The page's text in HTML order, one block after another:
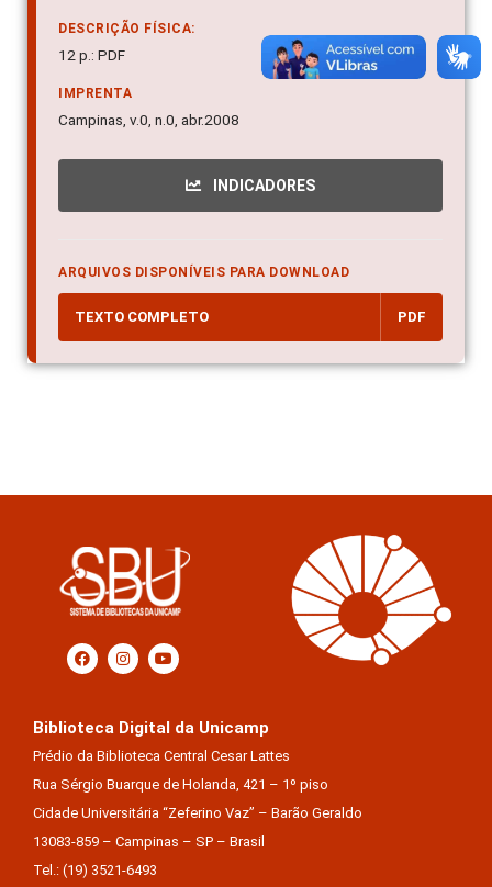
DESCRIÇÃO FÍSICA:
12 p.: PDF
IMPRENTA
Campinas, v.0, n.0, abr.2008
INDICADORES
ARQUIVOS DISPONÍVEIS PARA DOWNLOAD
TEXTO COMPLETO PDF
Biblioteca Digital da Unicamp
Prédio da Biblioteca Central Cesar Lattes
Rua Sérgio Buarque de Holanda, 421 – 1º piso
Cidade Universitária “Zeferino Vaz” – Barão Geraldo
13083-859 – Campinas – SP – Brasil
Tel.: (19) 3521-6493